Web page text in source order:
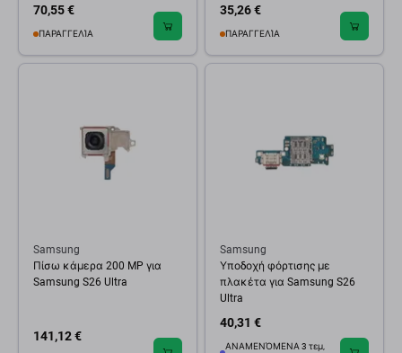
70,55 €
ΠΑΡΑΓΓΕΛΊΑ
35,26 €
ΠΑΡΑΓΓΕΛΊΑ
Samsung
Πίσω κάμερα 200 MP για
Samsung S26 Ultra
141,12 €
Samsung
Υποδοχή φόρτισης με
πλακέτα για Samsung S26
Ultra
40,31 €
ΑΝΑΜΕΝΌΜΕΝΑ 3 τεμ,